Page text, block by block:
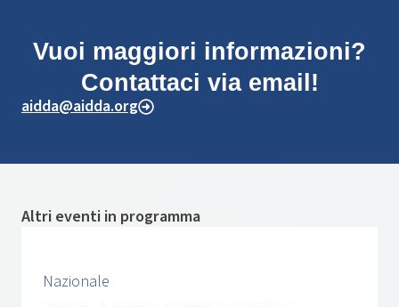
Vuoi maggiori informazioni?
Contattaci via email!
aidda@aidda.org
Altri eventi in programma
Nazionale